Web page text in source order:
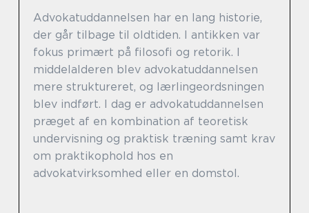
Advokatuddannelsen har en lang historie,
der går tilbage til oldtiden. I antikken var
fokus primært på filosofi og retorik. I
middelalderen blev advokatuddannelsen
mere struktureret, og lærlingeordsningen
blev indført. I dag er advokatuddannelsen
præget af en kombination af teoretisk
undervisning og praktisk træning samt krav
om praktikophold hos en
advokatvirksomhed eller en domstol.